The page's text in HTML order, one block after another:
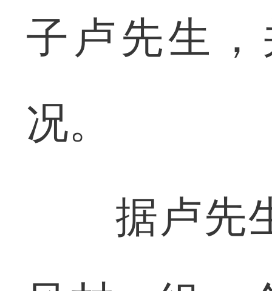
子卢先生
况。
据卢先生